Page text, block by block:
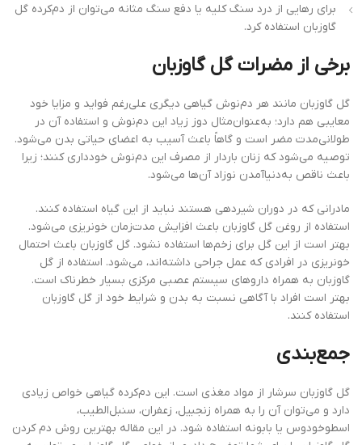
برای رهایی از درد سنگ کلیه یا دفع سنگ مثانه می‌توان از دم‌کرده گل
گاوزبان استفاده کرد.
برخی از مضرات گل گاوزبان
گل گاوزبان مانند هر دم‌نوش گیاهی دیگری علی‌رغم فواید و مزایا خود
معایبی هم دارد؛ به‌عنوان‌مثال دوز زیاد این دم‌نوش و استفاده آن در
طولانی‌مدت مضر است و گاهاً باعث آسیب به اعضای حیاتی بدن می‌شود.
توصیه می‌شود که زنان باردار از مصرف این دم‌نوش خودداری کنند؛ زیرا
باعث ناقص به‌دنیاآمدن نوزاد آن‌ها می‌شود.
مادرانی که در دوران شیردهی هستند نباید از این گیاه استفاده کنند.
استفاده از روغن گل گاوزبان باعث افزایش مدت‌زمان خونریزی می‌شود.
بهتر است از این گل برای زخم‌ها استفاده نشود. گل گاوزبان باعث احتمال
خونریزی در افرادی که عمل جراحی داشته‌اند، می‌شود. استفاده از گل
گاوزبان به همراه داروهای سیستم عصبی مرکزی بسیار خطرناک است.
بهتر است افراد با آگاهی نسبت به بدن و شرایط خود از گل گاوزبان
استفاده کنند.
جمع‌بندی
گل گاوزبان سرشار از مواد مغذی است. این دم‌کرده گیاهی خواص زیادی
دارد و می‌توان آن را به همراه زنجبیل، زعفران، سنبل‌الطیب،
اسطوخودوس یا بابونه استفاده شود. در این مقاله بهترین روش دم کردن